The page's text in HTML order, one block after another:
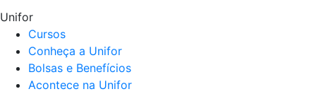
Unifor
Cursos
Conheça a Unifor
Bolsas e Benefícios
Acontece na Unifor